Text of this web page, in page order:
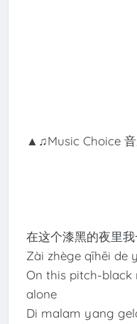
▲♫Music Choice
在这个漆黑的夜里
Zài zhège qīhēi de
On this pitch-
alone
Di malam yang